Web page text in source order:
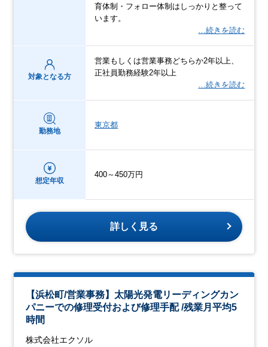
育体制・フォロー体制はしっかりと整って
います。
…続きを読む
対象となる方
営業もしくは営業事務どちらか2年以上、
正社員勤務経験2年以上
…続きを読む
勤務地
東京都
想定年収
400～450万円
詳しく見る
【浜松町/営業事務】太陽光発電リーディングカン
パニーでの修理受付および修理手配 /残業月平均5
時間
株式会社エクソル